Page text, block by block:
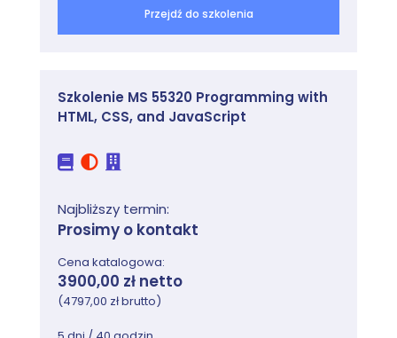
użytkownika za pomocą zasad grup
przekierowań folderów i skryptów oraz
konfigurowania preferencji zasad grup.
Zajęcia
Konfigurowanie przekierowań folderów,
instalacji oprogramowania i skryptów
Konfigurowanie preferencji zasad grup
Lab: Zarządzanie ustawieniami użytkownika za
pomocą GPO
Używanie szablonów administracyjnych do
Przejdź do szkolenia
Szkolenie MS 55320 Programming with
HTML, CSS, and JavaScript
Najbliższy termin:
Prosimy o kontakt
Cena katalogowa:
3900,00 zł netto
(4797,00 zł brutto)